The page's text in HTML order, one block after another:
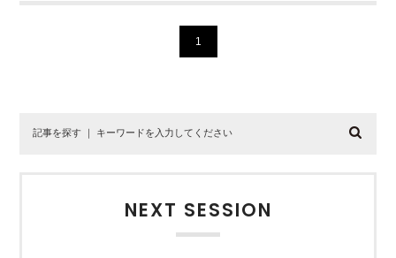
1
NEXT SESSION